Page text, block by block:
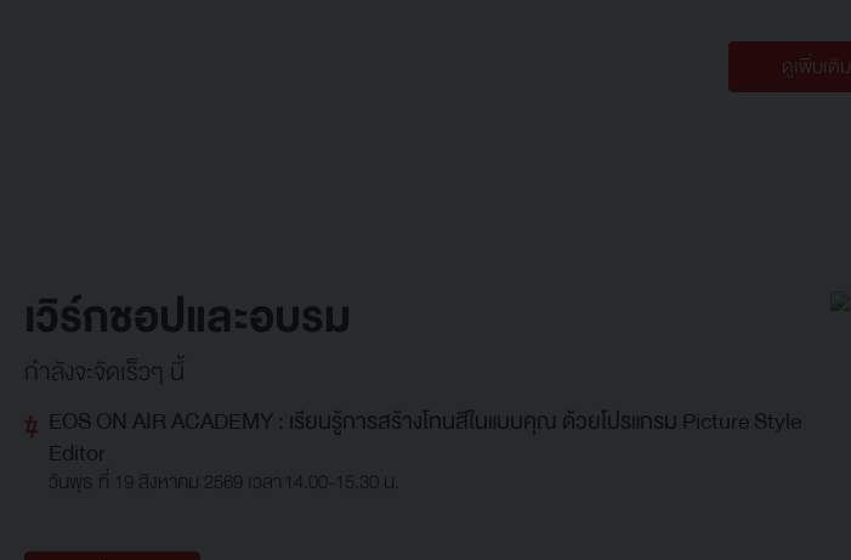
ดูเพิ่มเติม
เวิร์กชอปและอบรม
กำลังจะจัดเร็วๆ นี้
EOS ON AIR ACADEMY : เรียนรู้การสร้างโทนสีในแบบคุณ ด้วยโปรแกรม Picture Style
Editor
วันพุธ ที่ 19 สิงหาคม 2569 เวลา 14.00-15.30 น.